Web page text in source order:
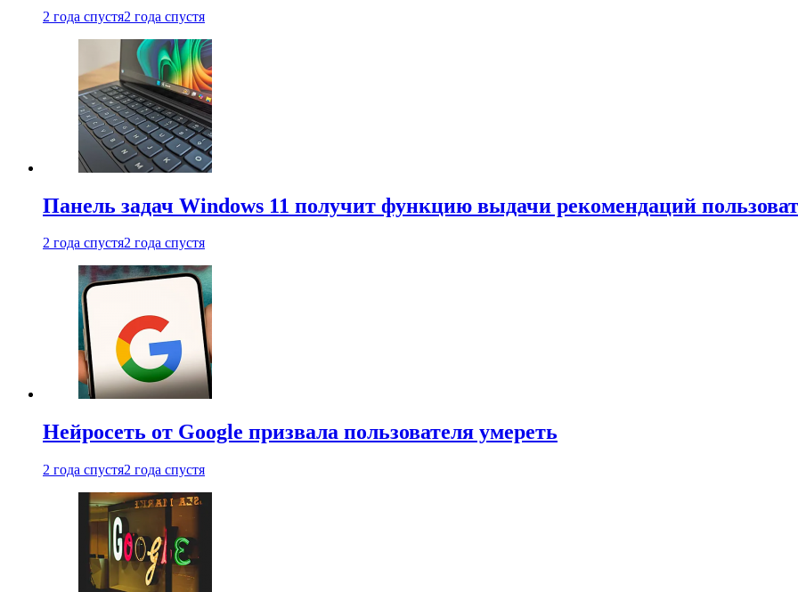
2 года спустя2 года спустя
Панель задач Windows 11 получит функцию выдачи рекомендаций
2 года спустя2 года спустя
Нейросеть от Google призвала пользователя умереть
2 года спустя2 года спустя